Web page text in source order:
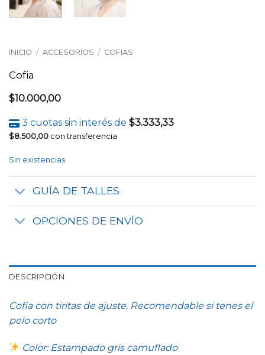
INICIO / ACCESORIOS / COFIAS
Cofia
$10.000,00
3 cuotas sin interés de $3.333,33
$8.500,00 con transferencia
Sin existencias
GUÍA DE TALLES
OPCIONES DE ENVÍO
DESCRIPCIÓN
Cofia con tiritas de ajuste. Recomendable si tenes el
pelo corto
Color: Estampado gris camuflado